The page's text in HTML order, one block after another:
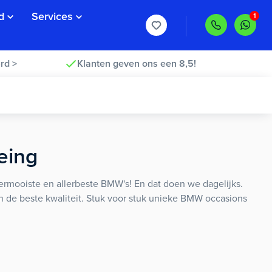
Services
> Klanten geven ons een 8,5!
en allerbeste BMW's! En dat doen we dagelijks.
beste kwaliteit. Stuk voor stuk unieke BMW occasions